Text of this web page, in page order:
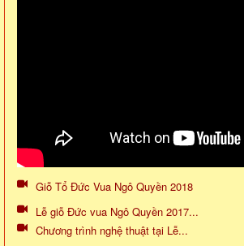
Giỗ Tổ Đức Vua Ngô Quyền 2018
Lễ giỗ Đức vua Ngô Quyền 2017...
Chương trình nghệ thuật tại Lễ...